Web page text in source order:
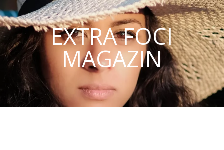
EXTRA FOCI
MAGAZIN